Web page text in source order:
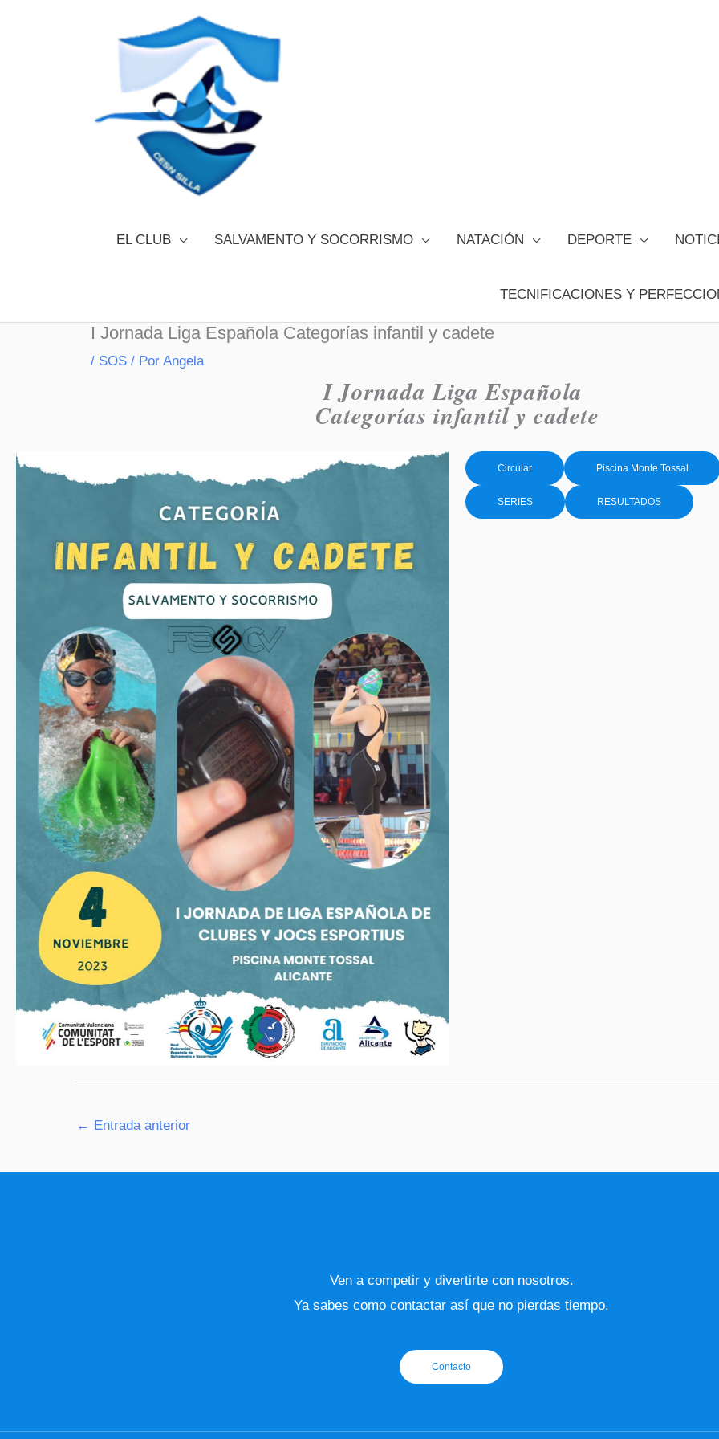
EL CLUB SALVAMENTO Y SOCORRISMO NATACIÓN DEPORTE
TECNIFICACIONES Y
I Jornada Liga Española Categorías infantil y cadete
/ SOS/ Por Angela
I Jornada Liga Española
Categorías infantil y cadete
Circular Piscina Monte Tossal
SERIES RESULTADOS
← Entrada anterior
Ven a competir y divertirte con nosotros.
Ya sabes como contactar así que no pierdas tiempo.
Contacto